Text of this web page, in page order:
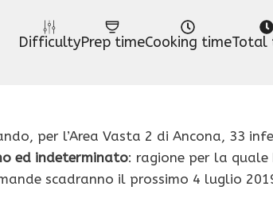
DifficultyPrep timeCooking timeTotal
per l’Area Vasta 2 di Ancona, 33
ed indeterminato: ragione per la
scadranno il prossimo 4 luglio